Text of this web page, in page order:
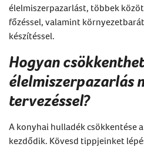
élelmiszerpazarlást, többek
főzéssel, valamint
készítéssel.
Hogyan
élelmiszerpazarlás
tervezéssel?
A konyhai hulladék csökkentése
kezdődik. Kövesd tippjeinket